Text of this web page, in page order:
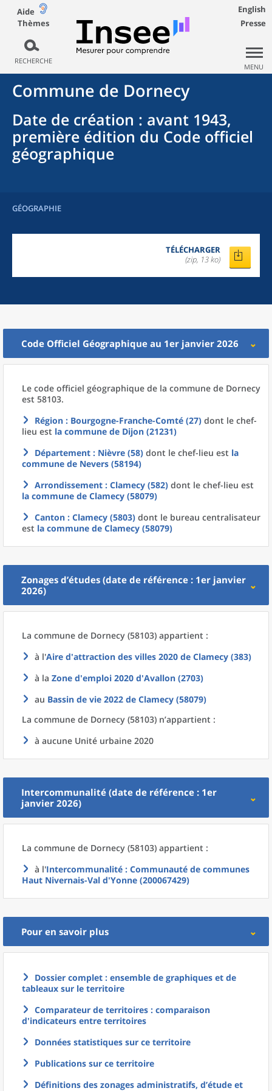
Aide
Thèmes
RECHERCHE
English
Presse
MENU
Commune de Dornecy
Date de création : avant 1943,
première édition du Code officiel
géographique
GÉOGRAPHIE
TÉLÉCHARGER
(zip, 13 ko)
Code Officiel Géographique au 1er janvier 2026
Le code officiel géographique de la commune de Dornecy
est 58103.
Région : Bourgogne-Franche-Comté (27) dont le chef-
lieu est la commune de Dijon (21231)
Département : Nièvre (58) dont le chef-lieu est la
commune de Nevers (58194)
Arrondissement : Clamecy (582) dont le chef-lieu est
la commune de Clamecy (58079)
Canton : Clamecy (5803) dont le bureau centralisateur
est la commune de Clamecy (58079)
Zonages d’études (date de référence : 1er janvier
2026)
La commune de Dornecy (58103) appartient :
à l'Aire d'attraction des villes 2020 de Clamecy (383)
à la Zone d'emploi 2020 d'Avallon (2703)
au Bassin de vie 2022 de Clamecy (58079)
La commune de Dornecy (58103) n’appartient :
à aucune Unité urbaine 2020
Intercommunalité (date de référence : 1er
janvier 2026)
La commune de Dornecy (58103) appartient :
à l'Intercommunalité : Communauté de communes
Haut Nivernais-Val d'Yonne (200067429)
Pour en savoir plus
Dossier complet : ensemble de graphiques et de
tableaux sur le territoire
Comparateur de territoires : comparaison
d'indicateurs entre territoires
Données statistiques sur ce territoire
Publications sur ce territoire
Définitions des zonages administratifs, d’étude et